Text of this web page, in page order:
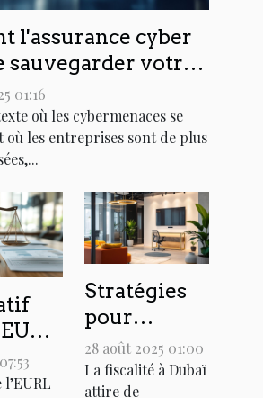
l'assurance cyber
sauvegarder votre
d'entreprise ?
01:16
où les cybermenaces se
les entreprises sont de plus
Stratégies
pour
optimiser la
fiscalité de
28 août 2025 01:00
La fiscalité à Dubaï
attire de